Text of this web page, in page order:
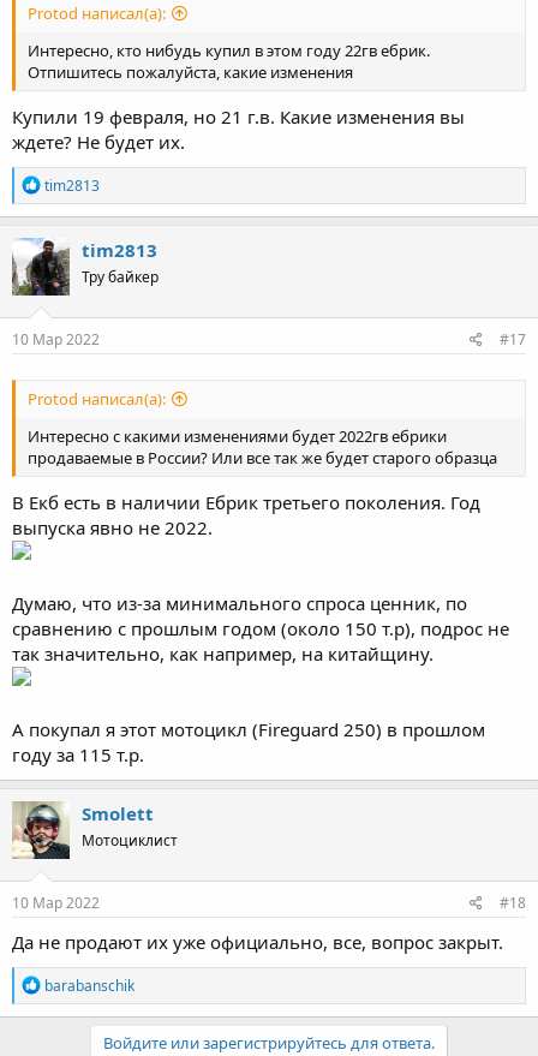
Protod написал(а):
Интересно, кто нибудь купил в этом году 22гв ебрик.
Отпишитесь пожалуйста, какие изменения
Купили 19 февраля, но 21 г.в. Какие изменения вы
ждете? Не будет их.
R
e
a
c
t
i
o
n
s
tim2813
tim2813
Тру байкер
10 Мар 2022 #17
Protod написал(а):
Интересно с какими изменениями будет 2022гв ебрики
продаваемые в России? Или все так же будет старого образца
В Екб есть в наличии Ебрик третьего поколения. Год
выпуска явно не 2022.
Думаю, что из-за минимального спроса ценник, по
сравнению с прошлым годом (около 150 т.р), подрос не
так значительно, как например, на китайщину.
А покупал я этот мотоцикл (Fireguard 250) в прошлом
году за 115 т.р.
Smolett
Мотоциклист
10 Мар 2022 #18
Да не продают их уже официально, все, вопрос закрыт.
R
e
a
barabanschik
Войдите или зарегистрируйтесь для ответа.